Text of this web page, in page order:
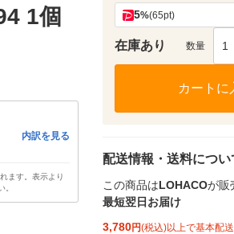
1個
内訳を見る
ます。表示より
。
5%(65pt)
在庫あり 数量 1
カートに
配送情報・送料につい
この商品はLOHACOが販
最短翌日お届け
3,780円(税込)以上で基本配